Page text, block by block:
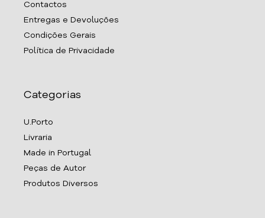
Contactos
Entregas e Devoluções
Condições Gerais
Política de Privacidade
Categorias
U.Porto
Livraria
Made in Portugal
Peças de Autor
Produtos Diversos